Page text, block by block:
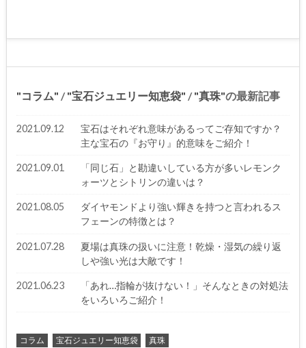
コラム / 宝石ジュエリー知恵袋 / 真珠 の最新記事
2021.09.12
宝石はそれぞれ意味があるってご存知ですか？
主な宝石の『お守り』的意味をご紹介！
2021.09.01
「同じ石」と勘違いしている方が多いレモンク
ォーツとシトリンの違いは？
2021.08.05
ダイヤモンドより強い輝きを持つと言われるス
フェーンの特徴とは？
2021.07.28
夏場は真珠の扱いに注意！乾燥・湿気の繰り返
しや強い光は大敵です！
2021.06.23
「あれ…指輪が抜けない！」そんなときの対処法
をいろいろご紹介！
コラム 宝石ジュエリー知恵袋 真珠